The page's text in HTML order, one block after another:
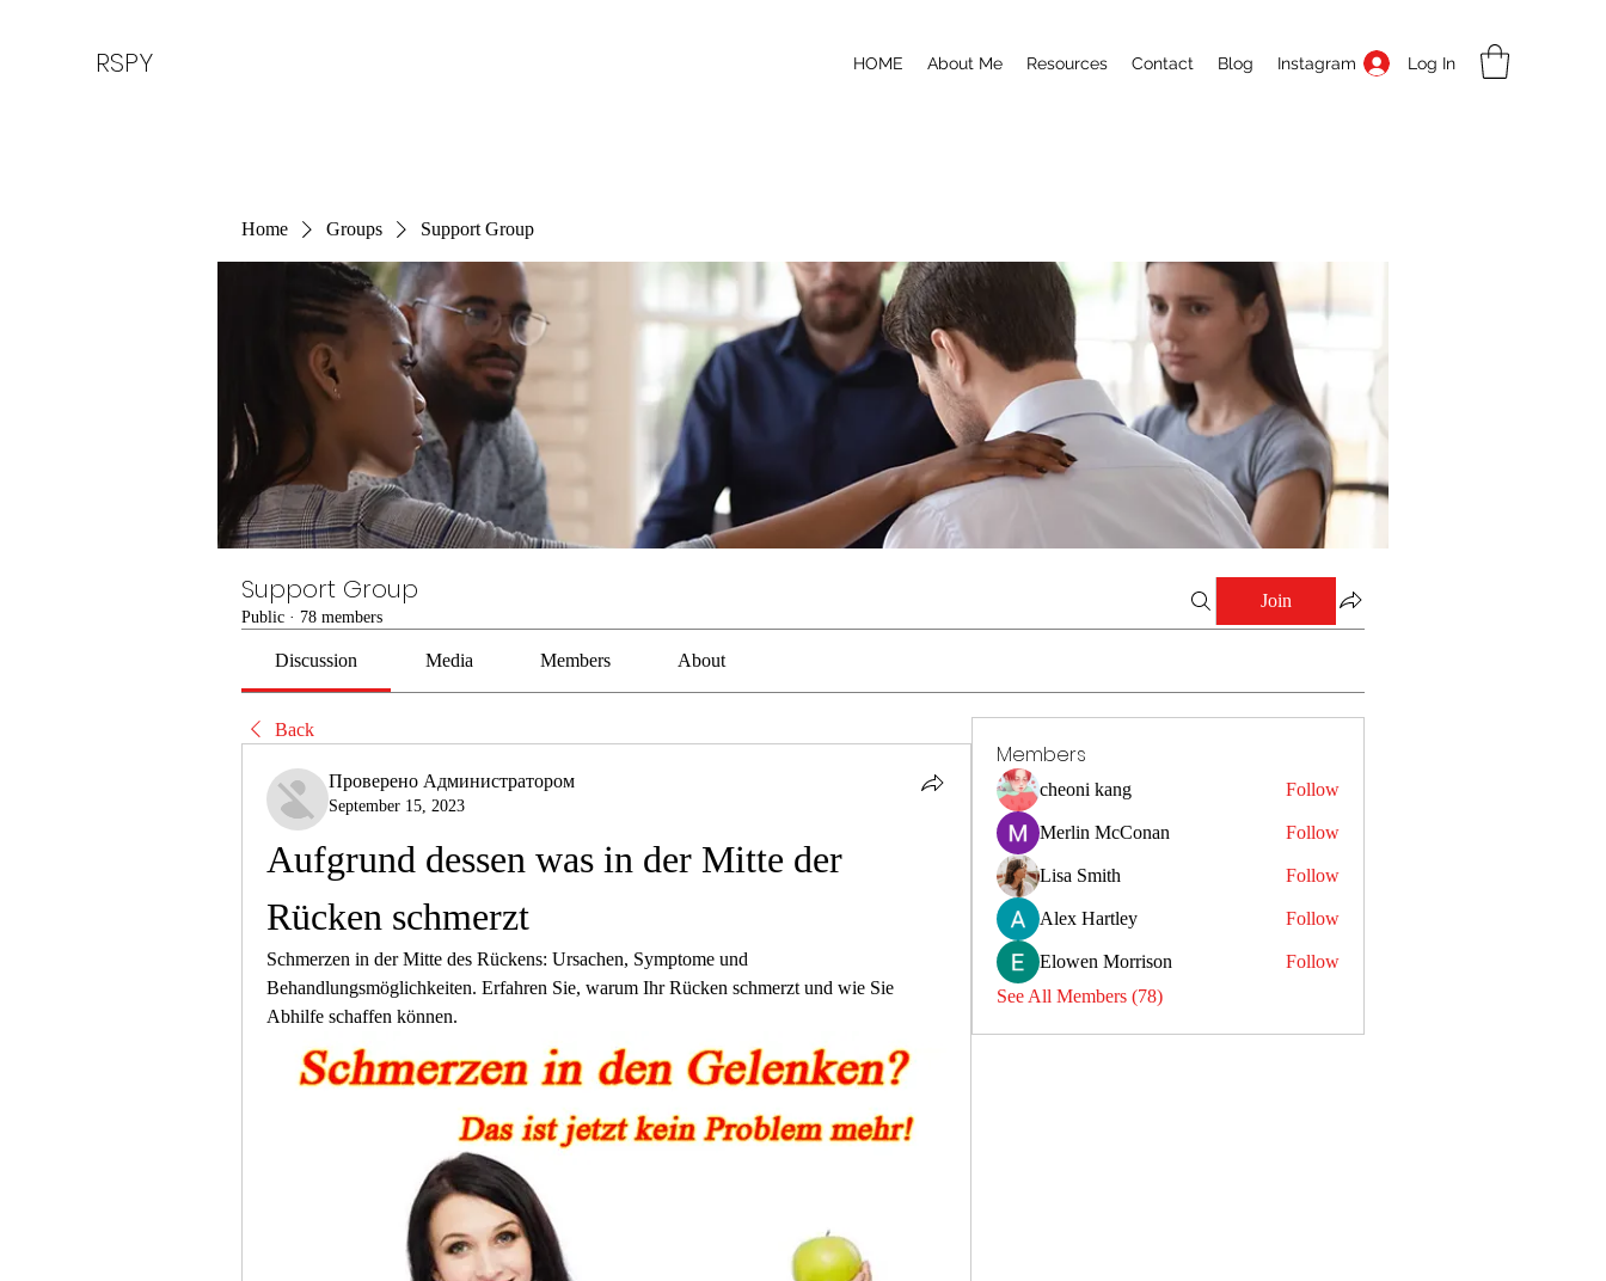
RSPY HOME About Me Resources Contact Blog Instagram Log In
Home Groups Support Group
Support Group
Public · 78 members
Join
Discussion Media Members About
Back
Проверено Администратором
September 15, 2023
Aufgrund dessen was in der Mitte der
Rücken schmerzt
Schmerzen in der Mitte des Rückens: Ursachen, Symptome und
Behandlungsmöglichkeiten. Erfahren Sie, warum Ihr Rücken schmerzt und wie Sie
Abhilfe schaffen können.
Members
cheoni kang Follow
Merlin McConan Follow
Lisa Smith Follow
Alex Hartley Follow
Elowen Morrison
Follow
See All Members (78)